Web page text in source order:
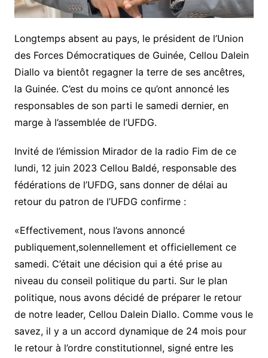
Longtemps absent au pays, le président de l’Union
des Forces Démocratiques de Guinée, Cellou Dalein
Diallo va bientôt regagner la terre de ses ancêtres,
la Guinée. C’est du moins ce qu’ont annoncé les
responsables de son parti le samedi dernier, en
marge à l’assemblée de l’UFDG.
Invité de l’émission Mirador de la radio Fim de ce
lundi, 12 juin 2023 Cellou Baldé, responsable des
fédérations de l’UFDG, sans donner de délai au
retour du patron de l’UFDG confirme :
«Effectivement, nous l’avons annoncé
publiquement,solennellement et officiellement ce
samedi. C’était une décision qui a été prise au
niveau du conseil politique du parti. Sur le plan
politique, nous avons décidé de préparer le retour
de notre leader, Cellou Dalein Diallo. Comme vous le
savez, il y a un accord dynamique de 24 mois pour
le retour à l’ordre constitutionnel, signé entre les